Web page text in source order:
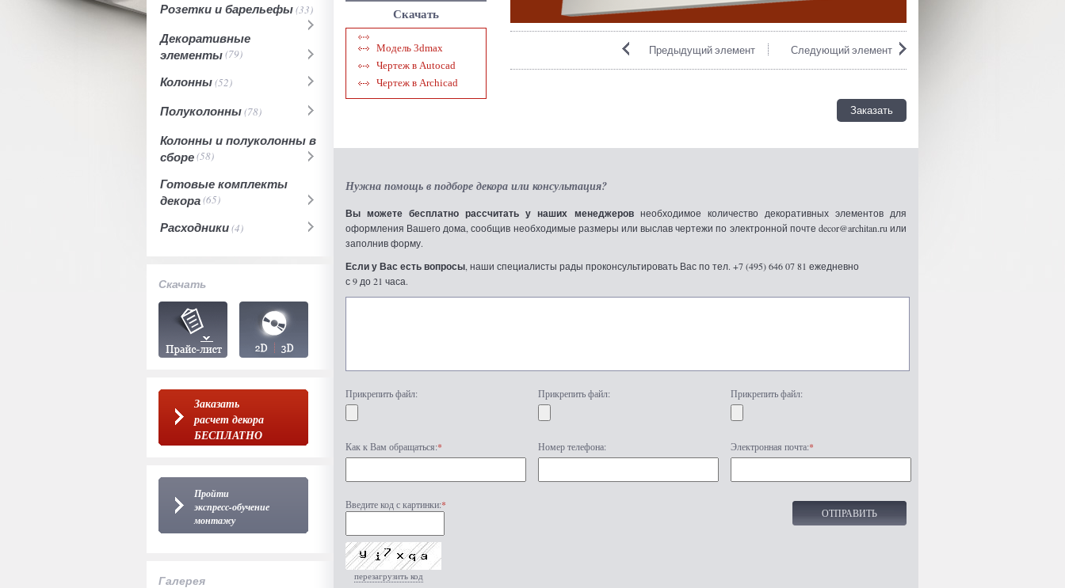
Розетки и барельефы(33)
Декоративные
элементы(79)
Колонны(52)
Полуколонны(78)
Колонны и полуколонны в
сборе(58)
Готовые комплекты
декора(65)
Расходники(4)
Скачать
Заказать
расчет декора
БЕСПЛАТНО
Пройти
экспресс-обучение
монтажу
Галерея
Скачать
Модель 3dmax
Чертеж в Autocad
Чертеж в Archicad
Следующий элемент
Предыдущий элемент
Заказать
Нужна помощь в подборе декора или консультация?
Вы можете бесплатно рассчитать у наших менеджеровнеобходимое количество декоративных элементов для
оформления Вашего дома, сообщив необходимые размеры или выслав чертежи по электронной почте decor@architan.ru или
заполнив форму.
Если у Вас есть вопросы , наши специалисты рады проконсультировать Вас по тел. +7 (495) 646 07 81 ежедневно
с 9 до 21 часа.
Прикрепить файл: Прикрепить файл: Прикрепить файл:
Как к Вам обращаться:* Номер телефона: Электронная почта:*
Введите код с картинки:*
перезагрузить код